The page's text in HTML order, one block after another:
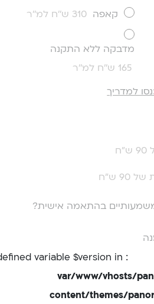
קאפה 310 ש''ח למ''ר
מדבקה ללא התקנה
165 ש''ח למ''ר
למדריך
90 ש"ח
משמעותיים בהתאמה אישית?
: Undefined variable $version in
/var/www/vhosts/
content/themes/